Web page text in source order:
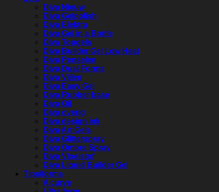
Diva Nieuw
Diva Gelpolish
Diva Elektra
Diva Gel in a Bottle
Diva Topgels
Diva Builder Gel Low Heat
Diva Penselen
Diva Dual Forms
Diva Vijlen
Diva Easy Gel
Diva Rubber base
Diva Oil
Diva overig
Diva design ink
Diva Art Gels
Diva Glitterspray
Diva Ombre Spray
Diva Vloeistof
Diva Liquid Builder Gel
Tips/forms
A curve